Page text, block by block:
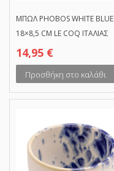
ΜΠΩΛ PHOBOS WHITE BLUE
18×8,5 CM LE COQ ΙΤΑΛΙΑΣ
14,95 €
Προσθήκη στο καλάθι